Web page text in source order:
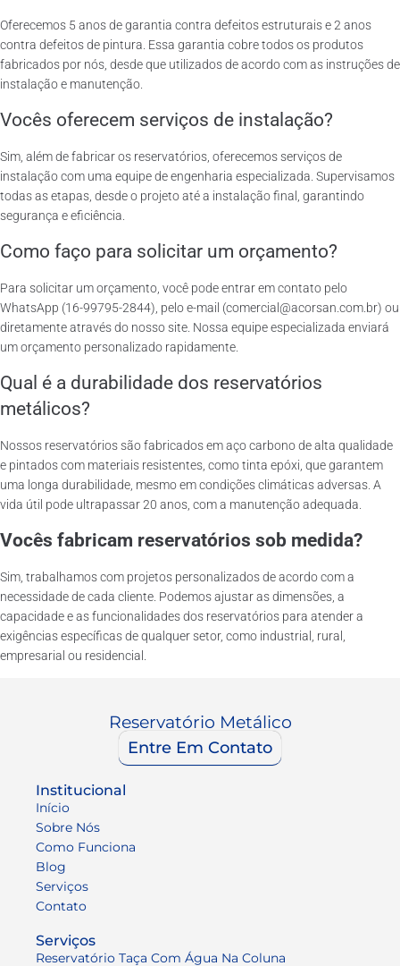
Oferecemos 5 anos de garantia contra defeitos estruturais e 2 anos
contra defeitos de pintura. Essa garantia cobre todos os produtos
fabricados por nós, desde que utilizados de acordo com as instruções de
instalação e manutenção.
Vocês oferecem serviços de instalação?
Sim, além de fabricar os reservatórios, oferecemos serviços de
instalação com uma equipe de engenharia especializada. Supervisamos
todas as etapas, desde o projeto até a instalação final, garantindo
segurança e eficiência.
Como faço para solicitar um orçamento?
Para solicitar um orçamento, você pode entrar em contato pelo
WhatsApp (16-99795-2844), pelo e-mail (comercial@acorsan.com.br) ou
diretamente através do nosso site. Nossa equipe especializada enviará
um orçamento personalizado rapidamente.
Qual é a durabilidade dos reservatórios
metálicos?
Nossos reservatórios são fabricados em aço carbono de alta qualidade
e pintados com materiais resistentes, como tinta epóxi, que garantem
uma longa durabilidade, mesmo em condições climáticas adversas. A
vida útil pode ultrapassar 20 anos, com a manutenção adequada.
Vocês fabricam reservatórios sob medida?
Sim, trabalhamos com projetos personalizados de acordo com a
necessidade de cada cliente. Podemos ajustar as dimensões, a
capacidade e as funcionalidades dos reservatórios para atender a
exigências específicas de qualquer setor, como industrial, rural,
empresarial ou residencial.
Reservatório Metálico
Entre Em Contato
Institucional
Início
Sobre Nós
Como Funciona
Blog
Serviços
Contato
Serviços
Reservatório Taça Com Água Na Coluna